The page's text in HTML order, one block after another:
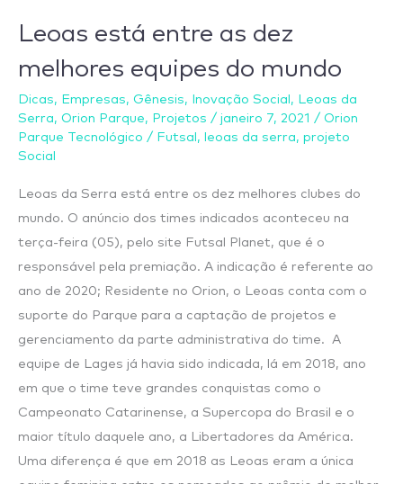
Leoas está entre as dez
melhores equipes do mundo
Dicas, Empresas, Gênesis, Inovação Social , Leoas da
Serra, Orion Parque, Projetos / janeiro 7, 2021 / Orion
Parque Tecnológico / Futsal , leoas da serra, projeto
Social
Leoas da Serra está entre os dez melhores clubes do
mundo. O anúncio dos times indicados aconteceu na
terça-feira (05), pelo site Futsal Planet, que é o
responsável pela premiação. A indicação é referente ao
ano de 2020; Residente no Orion, o Leoas conta com o
suporte do Parque para a captação de projetos e
gerenciamento da parte administrativa do time. A
equipe de Lages já havia sido indicada, lá em 2018, ano
em que o time teve grandes conquistas como o
Campeonato Catarinense, a Supercopa do Brasil e o
maior título daquele ano, a Libertadores da América.
Uma diferença é que em 2018 as Leoas eram a única
Leoas
entre
as
dez
melhores
do
mundo